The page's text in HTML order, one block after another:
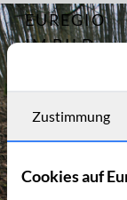
EUREGIO
IM BILD
Archiv
Kontakt
Archiv
Zustimmung
Cookies auf